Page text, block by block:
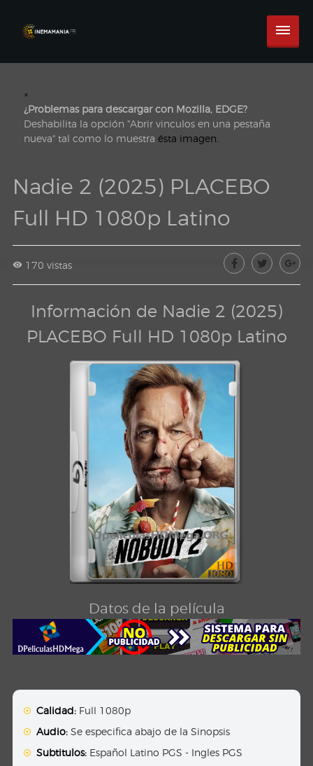
×
¿Problemas para descargar con Mozilla, EDGE?
Deshabilita la opción "Abrir vinculos en una pestaña
nueva" tal como lo muestra ésta imagen.
Nadie 2 (2025) PLACEBO
Full HD 1080p Latino
170 vistas
Información de Nadie 2 (2025)
PLACEBO Full HD 1080p Latino
Datos de la película
Calidad: Full 1080p
Audio: Se especifica abajo de la Sinopsis
Subtitulos: Español Latino PGS - Ingles PGS